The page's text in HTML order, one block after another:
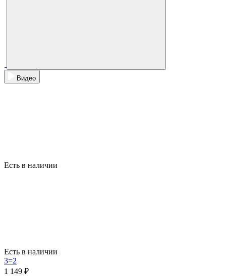
Видео
Есть в наличии
Есть в наличии
3=2
1 149 ₽